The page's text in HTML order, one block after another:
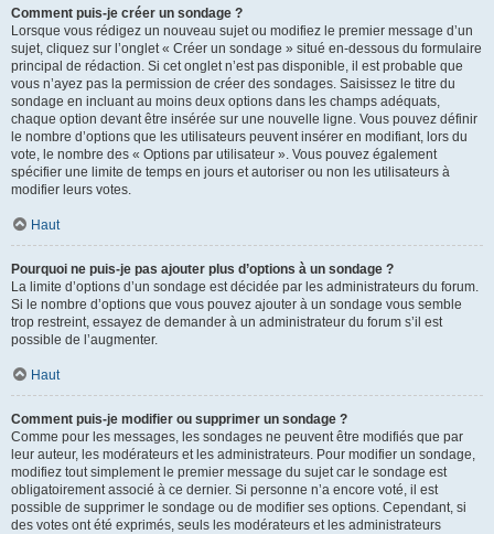
Comment puis-je créer un sondage ?
Lorsque vous rédigez un nouveau sujet ou modifiez le premier message d’un
sujet, cliquez sur l’onglet « Créer un sondage » situé en-dessous du formulaire
principal de rédaction. Si cet onglet n’est pas disponible, il est probable que
vous n’ayez pas la permission de créer des sondages. Saisissez le titre du
sondage en incluant au moins deux options dans les champs adéquats,
chaque option devant être insérée sur une nouvelle ligne. Vous pouvez définir
le nombre d’options que les utilisateurs peuvent insérer en modifiant, lors du
vote, le nombre des « Options par utilisateur ». Vous pouvez également
spécifier une limite de temps en jours et autoriser ou non les utilisateurs à
modifier leurs votes.
Haut
Pourquoi ne puis-je pas ajouter plus d’options à un sondage ?
La limite d’options d’un sondage est décidée par les administrateurs du forum.
Si le nombre d’options que vous pouvez ajouter à un sondage vous semble
trop restreint, essayez de demander à un administrateur du forum s’il est
possible de l’augmenter.
Haut
Comment puis-je modifier ou supprimer un sondage ?
Comme pour les messages, les sondages ne peuvent être modifiés que par
leur auteur, les modérateurs et les administrateurs. Pour modifier un sondage,
modifiez tout simplement le premier message du sujet car le sondage est
obligatoirement associé à ce dernier. Si personne n’a encore voté, il est
possible de supprimer le sondage ou de modifier ses options. Cependant, si
des votes ont été exprimés, seuls les modérateurs et les administrateurs